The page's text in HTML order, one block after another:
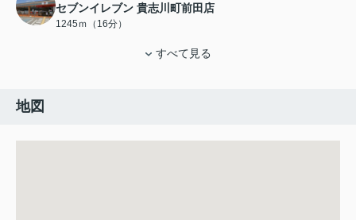
セブンイレブン 貴志川町前田店
1245ｍ（16分）
すべて見る
地図